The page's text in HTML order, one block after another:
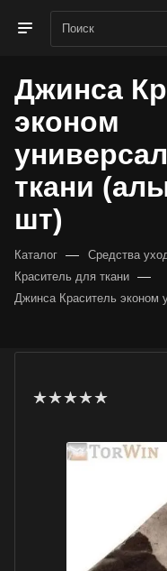
Джинса
эконом
ткани
шт)
Каталог — Средства
Краситель для ткани —
Джинса Краситель эконом